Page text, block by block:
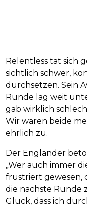
Relentless tat sich
sichtlich schwer,
durchsetzen. Sein
Runde lag weit
gab wirklich
Wir waren beide
ehrlich zu.
Der Engländer
„Wer auch immer
frustriert gewesen,
die nächste Runde
Glück, dass ich